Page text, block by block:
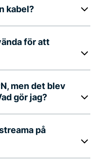
kabel?
för att
men det blev
gör jag?
på